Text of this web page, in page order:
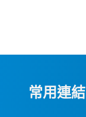
常用連結